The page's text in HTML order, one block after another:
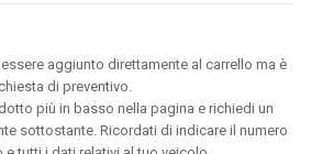
aggiunto direttamente al carrello ma è
di preventivo.
più in basso nella pagina e richiedi un
sottostante. Ricordati di indicare il numero